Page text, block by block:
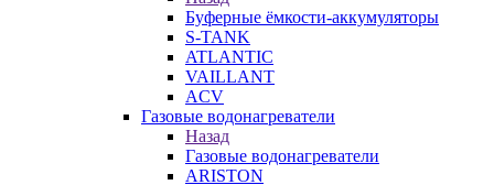
Буферные ёмкости-аккумуляторы
S-TANK
ATLANTIC
VAILLANT
ACV
Газовые водонагреватели
Назад
Газовые водонагреватели
ARISTON